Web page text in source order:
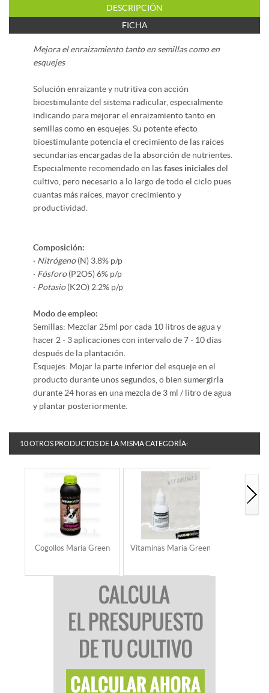
DESCRIPCIÓN
FICHA
Mejora el enraizamiento tanto en semillas como en
esquejes
Solución enraizante y nutritiva con acción
bioestimulante del sistema radicular, especialmente
indicando para mejorar el enraizamiento tanto en
semillas como en esquejes. Su potente efecto
bioestimulante potencia el crecimiento de las raíces
secundarias encargadas de la absorción de nutrientes.
Especialmente recomendado en lasfases inicialesdel
cultivo, pero necesario a lo largo de todo el ciclo pues
cuantas más raíces, mayor crecimiento y
productividad.
Composición:
· Nitrógeno(N) 3.8% p/p
· Fósforo(P2O5) 6% p/p
· Potasio(K2O) 2.2% p/p
Modo de empleo:
Semillas: Mezclar 25ml por cada 10 litros de agua y
hacer 2 - 3 aplicaciones con intervalo de 7 - 10 días
después de la plantación.
Esquejes: Mojar la parte inferior del esqueje en el
producto durante unos segundos, o bien sumergirla
durante 24 horas en una mezcla de 3 ml / litro de agua
y plantar posteriormente.
10 OTROS PRODUCTOS DE LA MISMA CATEGORÍA:
Cogollos Maria Green Vitaminas Maria Green